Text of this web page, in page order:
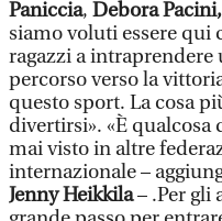
Paniccia, Debora
siamo voluti essere qui
ragazzi a intraprendere
percorso verso la
questo sport. La cosa
divertirsi». «È
mai visto in altre
internazionale –
Jenny Heikkila– .Per gli